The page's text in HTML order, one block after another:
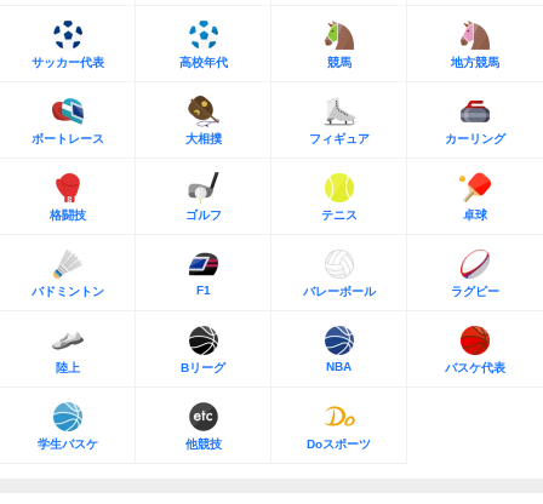
サッカー代表 高校年代 競馬 地方競馬
ボートレース 大相撲 フィギュア カーリング
格闘技 ゴルフ テニス 卓球
バドミントン F1 バレーボール ラグビー
陸上 Bリーグ NBA バスケ代表
学生バスケ 他競技 Doスポーツ